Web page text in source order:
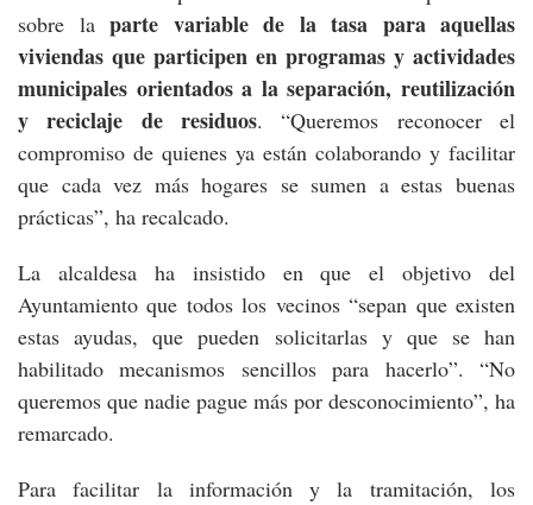
sobre la parte variable de la tasa para aquellas
viviendas que participen en programas y actividades
municipales orientados a la separación, reutilización
y reciclaje de residuos. “Queremos reconocer el
compromiso de quienes ya están colaborando y facilitar
que cada vez más hogares se sumen a estas buenas
prácticas”, ha recalcado.
La alcaldesa ha insistido en que el objetivo del
Ayuntamiento que todos los vecinos “sepan que existen
estas ayudas, que pueden solicitarlas y que se han
habilitado mecanismos sencillos para hacerlo”. “No
queremos que nadie pague más por desconocimiento”, ha
remarcado.
Para facilitar la información y la tramitación, los